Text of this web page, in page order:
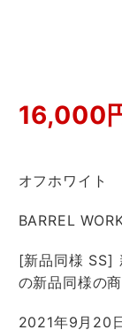
16,000
オフホワイト
BARREL
[新品同様 SS]
の新品同様の
2021年9月20